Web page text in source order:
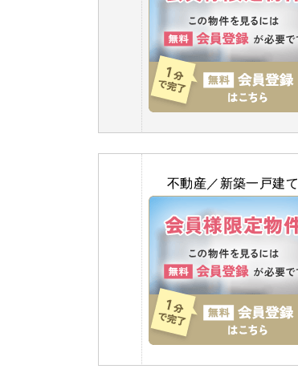
不動産／新築一戸建て